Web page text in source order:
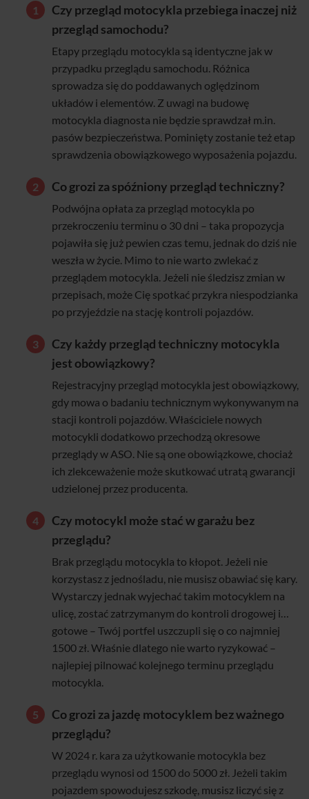
Czy przegląd motocykla przebiega inaczej niż
przegląd samochodu?
Etapy przeglądu motocykla są identyczne jak w
przypadku przeglądu samochodu. Różnica
sprowadza się do poddawanych oględzinom
układów i elementów. Z uwagi na budowę
motocykla diagnosta nie będzie sprawdzał m.in.
pasów bezpieczeństwa. Pominięty zostanie też etap
sprawdzenia obowiązkowego wyposażenia pojazdu.
Co grozi za spóźniony przegląd techniczny?
Podwójna opłata za przegląd motocykla po
przekroczeniu terminu o 30 dni – taka propozycja
pojawiła się już pewien czas temu, jednak do dziś nie
weszła w życie. Mimo to nie warto zwlekać z
przeglądem motocykla. Jeżeli nie śledzisz zmian w
przepisach, może Cię spotkać przykra niespodzianka
po przyjeździe na stację kontroli pojazdów.
Czy każdy przegląd techniczny motocykla
jest obowiązkowy?
Rejestracyjny przegląd motocykla jest obowiązkowy,
gdy mowa o badaniu technicznym wykonywanym na
stacji kontroli pojazdów. Właściciele nowych
motocykli dodatkowo przechodzą okresowe
przeglądy w ASO. Nie są one obowiązkowe, chociaż
ich zlekceważenie może skutkować utratą gwarancji
udzielonej przez producenta.
Czy motocykl może stać w garażu bez
przeglądu?
Brak przeglądu motocykla to kłopot. Jeżeli nie
korzystasz z jednośladu, nie musisz obawiać się kary.
Wystarczy jednak wyjechać takim motocyklem na
ulicę, zostać zatrzymanym do kontroli drogowej i…
gotowe – Twój portfel uszczupli się o co najmniej
1500 zł. Właśnie dlatego nie warto ryzykować –
najlepiej pilnować kolejnego terminu przeglądu
motocykla.
Co grozi za jazdę motocyklem bez ważnego
przeglądu?
W 2024 r. kara za użytkowanie motocykla bez
przeglądu wynosi od 1500 do 5000 zł. Jeżeli takim
pojazdem spowodujesz szkodę, musisz liczyć się z